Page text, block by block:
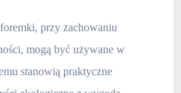
przy zachowaniu
mogą być używane w
stanowią praktyczne